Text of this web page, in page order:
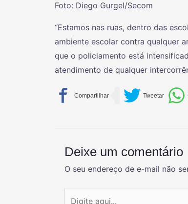
Foto: Diego Gurgel/Secom
“Estamos nas ruas, dentro das
ambiente escolar contra qualquer
que o policiamento está
atendimento de qualquer
Deixe um comentário
O seu endereço de e-mail não